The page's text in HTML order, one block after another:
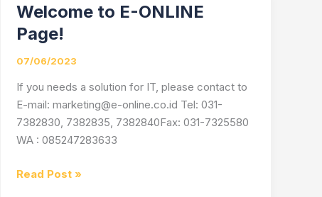
Welcome to E-ONLINE
Page!
07/06/2023
If you needs a solution for IT, please contact to
E-mail: marketing@e-online.co.id Tel: 031-
7382830, 7382835, 7382840Fax: 031-7325580
WA : 085247283633
Welcome
to
E-
ONLINE
Read Post »